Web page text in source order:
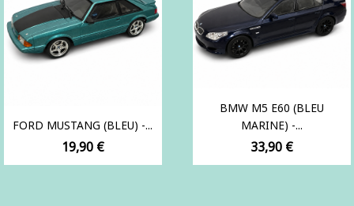
FORD MUSTANG (BLEU) -...
Prix
19,90 €
BMW M5 E60 (BLEU
MARINE) -...
Prix
33,90 €